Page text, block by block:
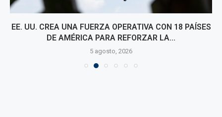
EE. UU. CREA UNA FUERZA OPERATIVA CON 18 PAÍSES
DE AMÉRICA PARA REFORZAR LA...
5 agosto, 2026